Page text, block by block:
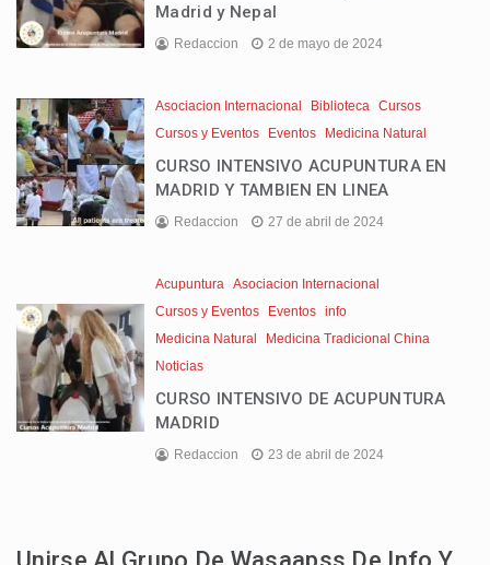
Madrid y Nepal
Redaccion 2 de mayo de 2024
Asociacion Internacional Biblioteca
Cursos
Cursos y Eventos
Eventos Medicina Natural
CURSO INTENSIVO ACUPUNTURA EN
MADRID Y TAMBIEN EN LINEA
Redaccion 27 de abril de 2024
Acupuntura
Asociacion Internacional
Cursos y Eventos
Eventos info
Medicina Natural
Medicina Tradicional China
Noticias
CURSO INTENSIVO DE ACUPUNTURA
MADRID
Redaccion 23 de abril de 2024